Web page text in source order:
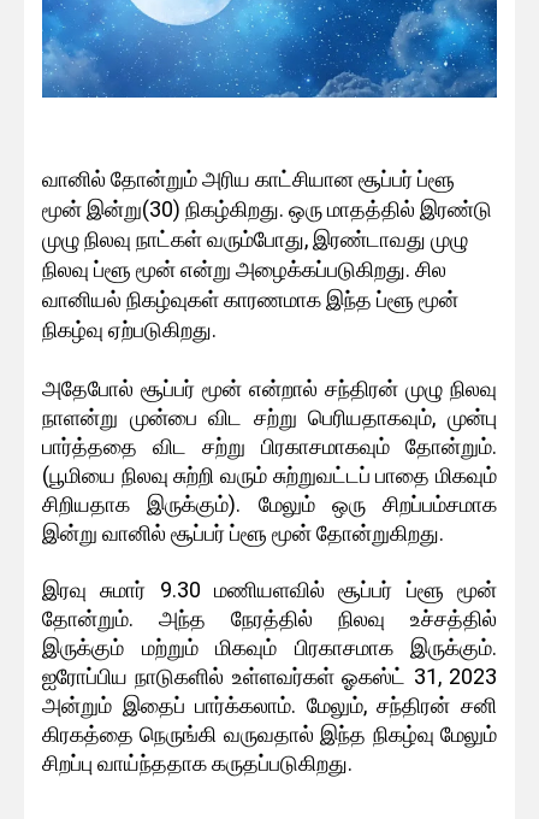
வானில் தோன்றும் அரிய காட்சியான சூப்பர் ப்ளூ
மூன் இன்று(30) நிகழ்கிறது. ஒரு மாதத்தில் இரண்டு
முழு நிலவு நாட்கள் வரும்போது, இரண்டாவது முழு
நிலவு ப்ளூ மூன் என்று அழைக்கப்படுகிறது. சில
வானியல் நிகழ்வுகள் காரணமாக இந்த ப்ளூ மூன்
நிகழ்வு ஏற்படுகிறது.
அதேபோல் சூப்பர் மூன் என்றால் சந்திரன் முழு நிலவு
நாளன்று முன்பை விட சற்று பெரியதாகவும், முன்பு
பார்த்ததை விட சற்று பிரகாசமாகவும் தோன்றும்.
(பூமியை நிலவு சுற்றி வரும் சுற்றுவட்டப் பாதை மிகவும்
சிறியதாக இருக்கும்). மேலும் ஒரு சிறப்பம்சமாக
இன்று வானில் சூப்பர் ப்ளூ மூன் தோன்றுகிறது.
இரவு சுமார் 9.30 மணியளவில் சூப்பர் ப்ளூ மூன்
தோன்றும். அந்த நேரத்தில் நிலவு உச்சத்தில்
இருக்கும் மற்றும் மிகவும் பிரகாசமாக இருக்கும்.
ஐரோப்பிய நாடுகளில் உள்ளவர்கள் ஓகஸ்ட் 31, 2023
அன்றும் இதைப் பார்க்கலாம். மேலும், சந்திரன் சனி
கிரகத்தை நெருங்கி வருவதால் இந்த நிகழ்வு மேலும்
சிறப்பு வாய்ந்ததாக கருதப்படுகிறது.